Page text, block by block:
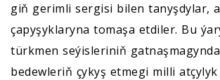
giň gerimli sergisi bilen tanyşdylar,
çapyşyklaryna tomaşa etdiler. Bu
türkmen seýisleriniň
bedewleriň çykyş etmegi milli